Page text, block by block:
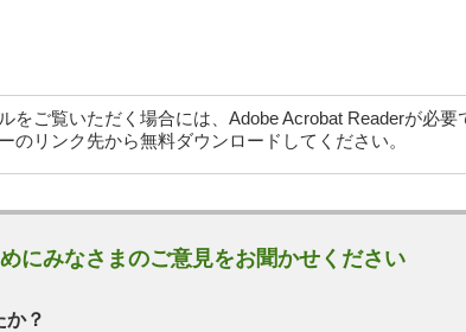
をご覧いただく場合には、Adobe Acrobat Readerが必要
のリンク先から無料ダウンロードしてください。
にみなさまのご意見をお聞かせください
か？